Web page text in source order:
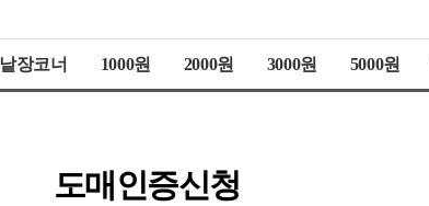
낱장코너 1000원 2000원 3000원 5000원
도매인증신청